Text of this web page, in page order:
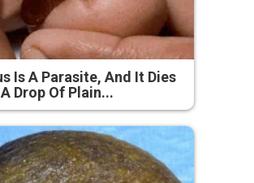
Is A Parasite, And It Dies
Drop Of Plain...